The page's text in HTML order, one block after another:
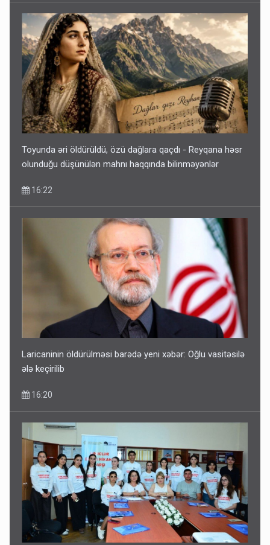
Toyunda əri öldürüldü, özü dağlara qaçdı - Reyqana həsr
olunduğu düşünülən mahnı haqqında bilinməyənlər
16:22
Laricaninin öldürülməsi barədə yeni xəbər: Oğlu vasitəsilə
ələ keçirilib
16:20